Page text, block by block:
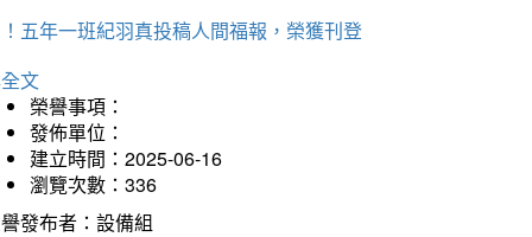
五年一班紀羽真投稿人間福報，榮獲刊登
文
榮譽事項：
發佈單位：
建立時間：2025-06-16
瀏覽次數：336
發布者：設備組